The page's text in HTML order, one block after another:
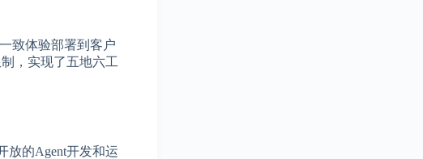
致体验部署到客户
，实现了五地六工
放的Agent开发和运